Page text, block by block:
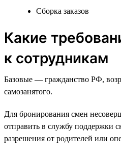
Сборка заказов
Какие
к сотрудникам
Базовые — гражданство РФ,
самозанятого.
Для бронирования смен
отправить в службу поддержки
разрешения от родителей или